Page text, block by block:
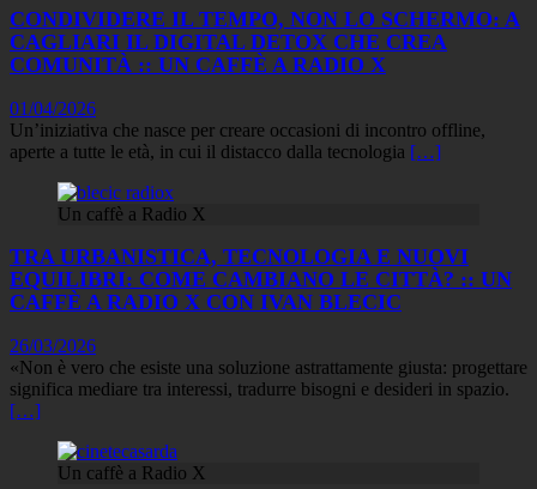
CONDIVIDERE IL TEMPO, NON LO SCHERMO: A
CAGLIARI IL DIGITAL DETOX CHE CREA
COMUNITÀ :: UN CAFFÈ A RADIO X
01/04/2026
Un’iniziativa che nasce per creare occasioni di incontro offline,
aperte a tutte le età, in cui il distacco dalla tecnologia […]
Un caffè a Radio X
TRA URBANISTICA, TECNOLOGIA E NUOVI
EQUILIBRI: COME CAMBIANO LE CITTÀ? :: UN
CAFFÈ A RADIO X CON IVAN BLECIC
26/03/2026
«Non è vero che esiste una soluzione astrattamente giusta: progettare
significa mediare tra interessi, tradurre bisogni e desideri in spazio.
[…]
Un caffè a Radio X